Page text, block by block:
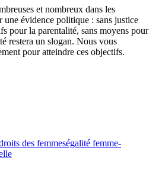
et nombreux dans les
évidence politique : sans justice
pour la parentalité, sans moyens pour
restera un slogan. Nous vous
pour atteindre ces objectifs.
des femmeségalité femme-